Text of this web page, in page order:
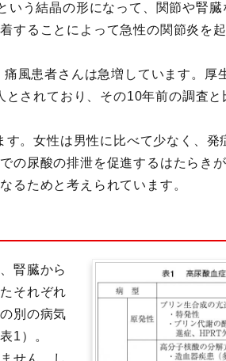
う結晶の形になって、関節や腎臓
することによって急性の関節炎を
風患者さんは急増しています。厚
されており、その10年前の調査と
。女性は男性に比べて少なく、発
の尿酸の排泄を促進するはたらき
るためと考えられています。
腎臓から
それぞれ
別の病気
1）。